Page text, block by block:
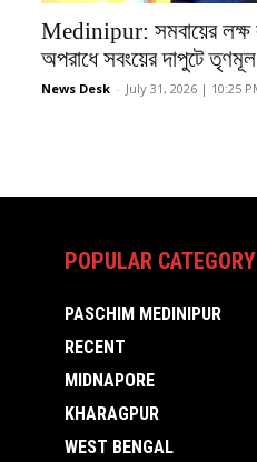
Medinipur: সমবায়ের লক্ষ
অপরাধে সবংয়ের দাপুটে
News Desk - July 31, 2026 | 10:25
POPULAR CATEGORY
PASCHIM MEDINIPUR
RECENT
MIDNAPORE
KHARAGPUR
WEST BENGAL